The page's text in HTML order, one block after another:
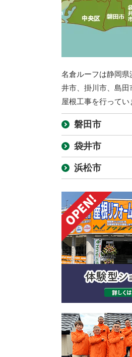
名倉ルーフは静岡
井市、掛川市、島田
屋根工事を行ってい
磐田市
袋井市
浜松市